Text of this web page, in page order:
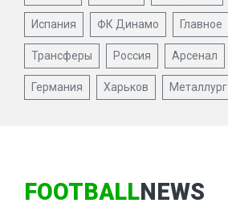
Испания ФК Динамо Главное
Трансферы Россия Арсенал
Германия Харьков Металлург
FOOTBALLNEWS